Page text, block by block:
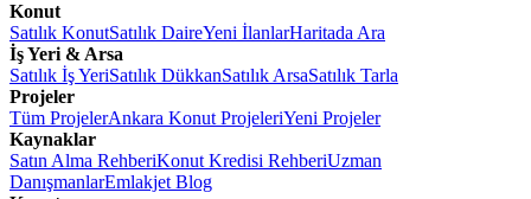
Konut
Satılık KonutSatılık DaireYeni İlanlarHaritada Ara
İş Yeri & Arsa
Satılık İş YeriSatılık DükkanSatılık ArsaSatılık Tarla
Projeler
Tüm ProjelerAnkara Konut ProjeleriYeni Projeler
Kaynaklar
Satın Alma RehberiKonut Kredisi RehberiUzman
DanışmanlarEmlakjet Blog